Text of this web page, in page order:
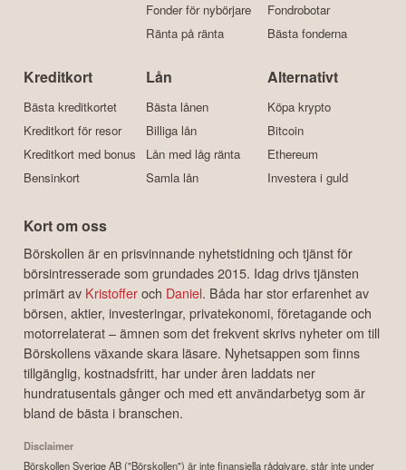
Fonder för nybörjare
Ränta på ränta
Fondrobotar
Bästa fonderna
Kreditkort
Bästa kreditkortet
Kreditkort för resor
Kreditkort med bonus
Bensinkort
Lån
Bästa lånen
Billiga lån
Lån med låg ränta
Samla lån
Alternativt
Köpa krypto
Bitcoin
Ethereum
Investera i guld
Kort om oss
Börskollen är en prisvinnande nyhetstidning och tjänst för
börsintresserade som grundades 2015. Idag drivs tjänsten
primärt av Kristofferoch Daniel. Båda har stor erfarenhet av
börsen, aktier, investeringar, privatekonomi, företagande och
motorrelaterat – ämnen som det frekvent skrivs nyheter om till
Börskollens växande skara läsare. Nyhetsappen som finns
tillgänglig, kostnadsfritt, har under åren laddats ner
hundratusentals gånger och med ett användarbetyg som är
bland de bästa i branschen.
Disclaimer
Börskollen Sverige AB ("Börskollen") är inte finansiella rådgivare, står inte under